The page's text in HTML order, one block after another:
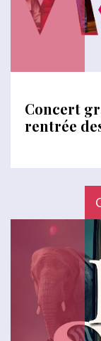
Concert
rentrée